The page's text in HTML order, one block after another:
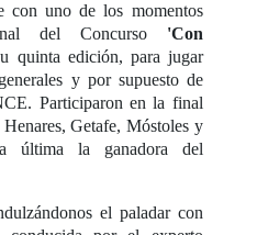
con uno de los momentos
del Concurso 'Con
quinta edición, para jugar
y por supuesto de
Participaron en la final
Getafe, Móstoles y
última la ganadora del
el paladar con